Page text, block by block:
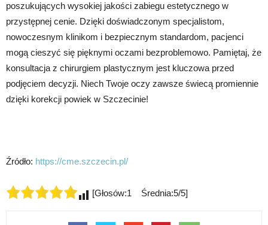
poszukujących wysokiej jakości zabiegu estetycznego w
przystępnej cenie. Dzięki doświadczonym specjalistom,
nowoczesnym klinikom i bezpiecznym standardom, pacjenci
mogą cieszyć się pięknymi oczami bezproblemowo. Pamiętaj, że
konsultacja z chirurgiem plastycznym jest kluczowa przed
podjęciem decyzji. Niech Twoje oczy zawsze świecą promiennie
dzięki korekcji powiek w Szczecinie!
Źródło: https://cme.szczecin.pl/
[Głosów:1 Średnia:5/5]